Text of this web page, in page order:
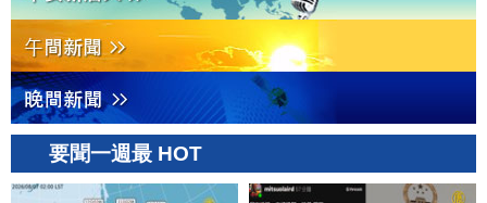
要聞一週最 HOT